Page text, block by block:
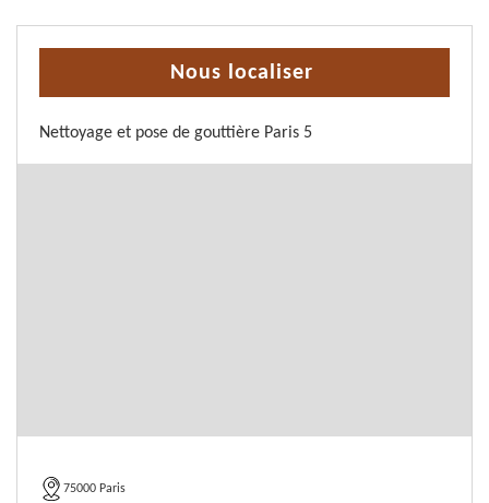
Nous localiser
Nettoyage et pose de gouttière Paris 5
75000 Paris